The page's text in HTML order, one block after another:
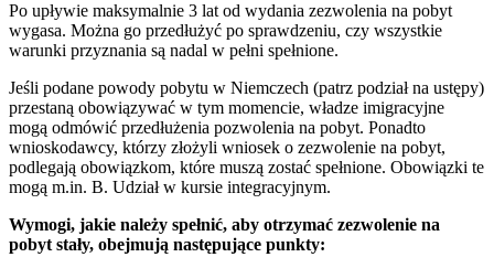
Po upływie maksymalnie 3 lat od wydania zezwolenia na pobyt
wygasa. Można go przedłużyć po sprawdzeniu, czy wszystkie
warunki przyznania są nadal w pełni spełnione.
Jeśli podane powody pobytu w Niemczech (patrz podział na ustępy)
przestaną obowiązywać w tym momencie, władze imigracyjne
mogą odmówić przedłużenia pozwolenia na pobyt. Ponadto
wnioskodawcy, którzy złożyli wniosek o zezwolenie na pobyt,
podlegają obowiązkom, które muszą zostać spełnione. Obowiązki te
mogą m.in. B. Udział w kursie integracyjnym.
Wymogi, jakie należy spełnić, aby otrzymać zezwolenie na
pobyt stały, obejmują następujące punkty: